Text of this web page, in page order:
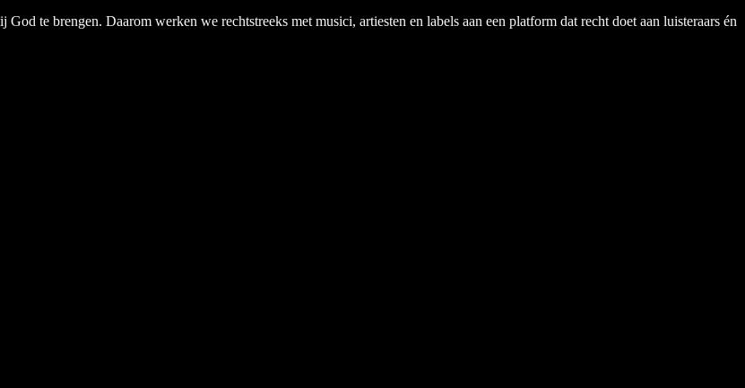
te brengen. Daarom werken we rechtstreeks met musici, artiesten en labels aan een platform dat recht doet aan luisteraars én